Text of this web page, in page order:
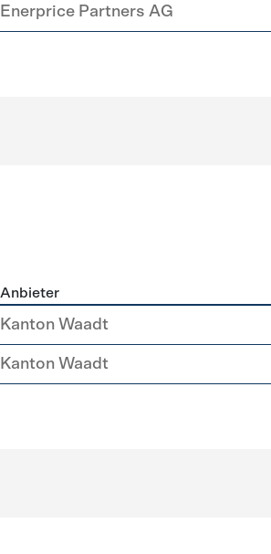
Enerprice Partners AG
Anbieter
Kanton Waadt
Kanton Waadt